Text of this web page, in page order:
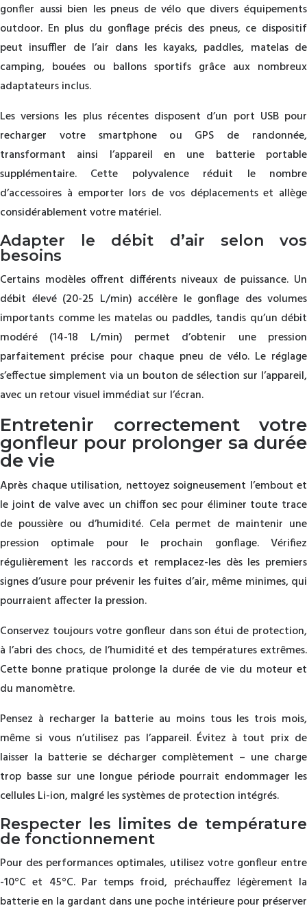
gonfler aussi bien les pneus de vélo que divers équipements
outdoor. En plus du gonflage précis des pneus, ce dispositif
peut insuffler de l’air dans les kayaks, paddles, matelas de
camping, bouées ou ballons sportifs grâce aux nombreux
adaptateurs inclus.
Les versions les plus récentes disposent d’un port USB pour
recharger votre smartphone ou GPS de randonnée,
transformant ainsi l’appareil en une batterie portable
supplémentaire. Cette polyvalence réduit le nombre
d’accessoires à emporter lors de vos déplacements et allège
considérablement votre matériel.
Adapter le débit d’air selon vos
besoins
Certains modèles offrent différents niveaux de puissance. Un
débit élevé (20-25 L/min) accélère le gonflage des volumes
importants comme les matelas ou paddles, tandis qu’un débit
modéré (14-18 L/min) permet d’obtenir une pression
parfaitement précise pour chaque pneu de vélo. Le réglage
s’effectue simplement via un bouton de sélection sur l’appareil,
avec un retour visuel immédiat sur l’écran.
Entretenir correctement votre
gonfleur pour prolonger sa durée
de vie
Après chaque utilisation, nettoyez soigneusement l’embout et
le joint de valve avec un chiffon sec pour éliminer toute trace
de poussière ou d’humidité. Cela permet de maintenir une
pression optimale pour le prochain gonflage. Vérifiez
régulièrement les raccords et remplacez-les dès les premiers
signes d’usure pour prévenir les fuites d’air, même minimes, qui
pourraient affecter la pression.
Conservez toujours votre gonfleur dans son étui de protection,
à l’abri des chocs, de l’humidité et des températures extrêmes.
Cette bonne pratique prolonge la durée de vie du moteur et
du manomètre.
Pensez à recharger la batterie au moins tous les trois mois,
même si vous n’utilisez pas l’appareil. Évitez à tout prix de
laisser la batterie se décharger complètement – une charge
trop basse sur une longue période pourrait endommager les
cellules Li-ion, malgré les systèmes de protection intégrés.
Respecter les limites de température
de fonctionnement
Pour des performances optimales, utilisez votre gonfleur entre
-10°C et 45°C. Par temps froid, préchauffez légèrement la
batterie en la gardant dans une poche intérieure pour préserver